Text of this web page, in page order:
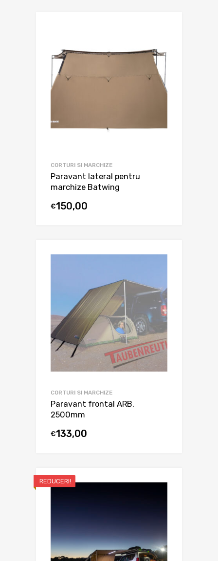
CORTURI SI MARCHIZE
Paravant lateral pentru
marchize Batwing
€150,00
CORTURI SI MARCHIZE
Paravant frontal ARB,
2500mm
€133,00
REDUCERI!